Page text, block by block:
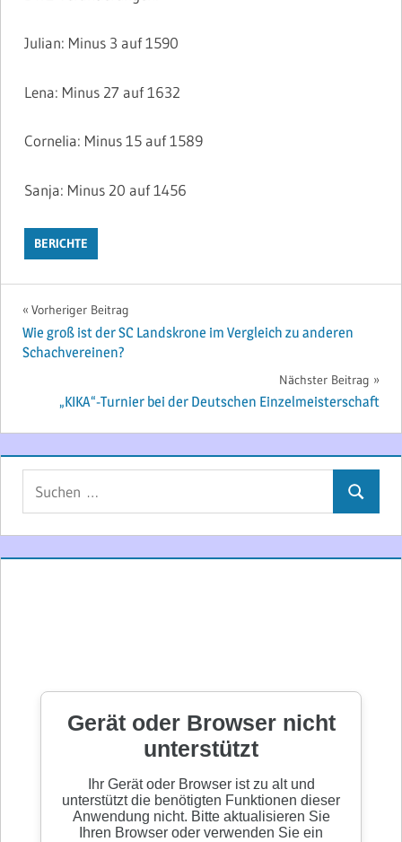
Julian: Minus 3 auf 1590
Lena: Minus 27 auf 1632
Cornelia: Minus 15 auf 1589
Sanja: Minus 20 auf 1456
BERICHTE
Beitragsnavigation
Vorheriger Beitrag
Wie groß ist der SC Landskrone im Vergleich zu anderen
Schachvereinen?
Nächster Beitrag
„KIKA“-Turnier bei der Deutschen Einzelmeisterschaft
Suchen